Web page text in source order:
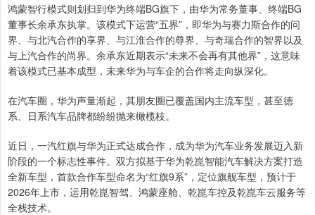
鸿蒙智行模式则划归到华为终端BG旗下，由华为常务董事、终端BG
董事长余承东执掌。该模式下运营“五界”，即华为与赛力斯合作的问
界、与北汽合作的享界、与江淮合作的尊界、与奇瑞合作的智界以及
与上汽合作的尚界。余承东近期表示“未来不会再有其他界”，这意味
着该模式已基本成型，未来华为与车企的合作将走向纵深化。
在汽车圈，华为声量渐起，其朋友圈已覆盖国内主流车型，甚至德
系、日系汽车品牌都纷纷抛来橄榄枝。
近日，一汽红旗与华为正式达成合作，成为华为汽车业务发展迈入新
阶段的一个标志性事件。双方拟基于华为乾崑智能汽车解决方案打造
全新车型，首款合作车型命名为“红旗9系”，定位旗舰车型，预计于
2026年上市，运用乾崑智驾、鸿蒙座舱、乾崑车控及乾崑车云服务等
全栈技术。